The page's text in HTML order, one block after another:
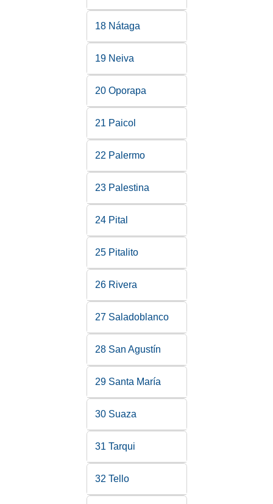
18 Nátaga
19 Neiva
20 Oporapa
21 Paicol
22 Palermo
23 Palestina
24 Pital
25 Pitalito
26 Rivera
27 Saladoblanco
28 San Agustín
29 Santa María
30 Suaza
31 Tarqui
32 Tello